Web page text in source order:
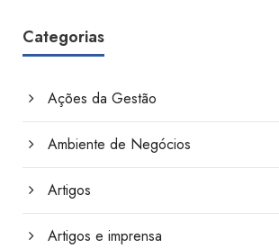
Categorias
Ações da Gestão
Ambiente de Negócios
Artigos
Artigos e imprensa